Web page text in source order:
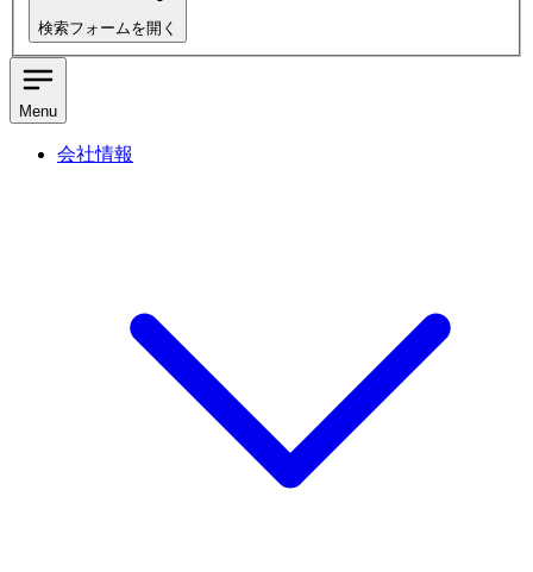
検索フォームを開く
Menu
会社情報